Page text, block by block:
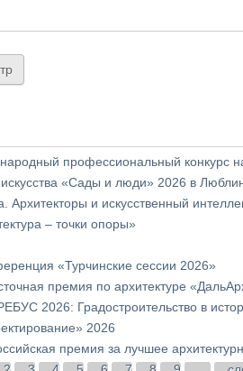
профессиональный конкурс
«Сады и люди» 2026 в
и искусственный
– точки опоры»
«Турчинские сессии 2026»
премия по архитектуре
2026: Градостроительство в
2026
премия за лучшее